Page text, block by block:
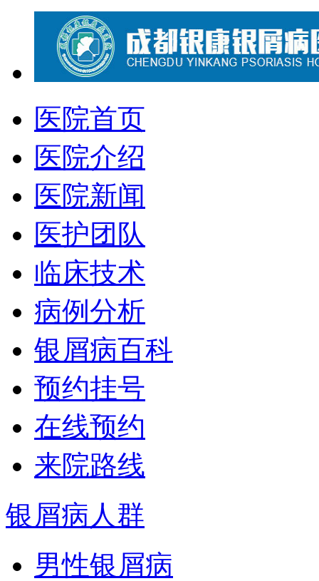
医院首页
医院介绍
医院新闻
医护团队
临床技术
病例分析
银屑病百科
预约挂号
在线预约
来院路线
银屑病人群
男性银屑病